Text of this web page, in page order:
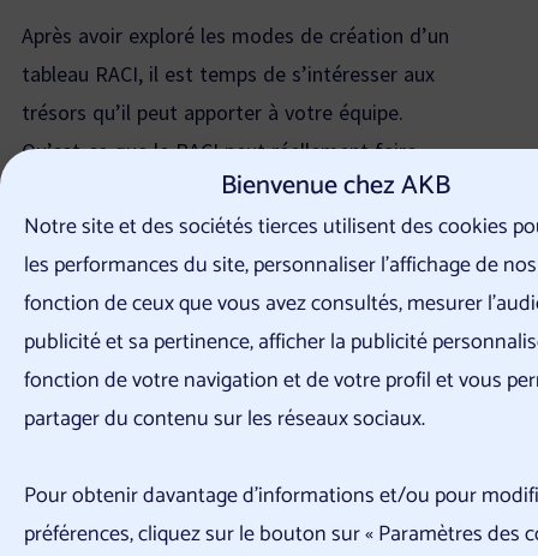
Bienvenue chez AKB
Notre site et des sociétés tierces utilisent des cookies
les performances du site, personnaliser l’affichage de
fonction de ceux que vous avez consultés, mesurer
publicité et sa pertinence, afficher la publicité
fonction de votre navigation et de votre profil et vous
partager du contenu sur les réseaux sociaux.
Pour obtenir davantage d'informations et/ou pour
préférences, cliquez sur le bouton sur « Paramètres des
Après avoir exploré les modes de création d’un
tableau RACI, il est temps de s’intéresser aux
trésors qu’il peut apporter à votre équipe.
Qu’est-ce que le RACI peut réellement faire
Amélioration de la communication :
Imaginez un monde où chaque membre de
l’équipe sait exactement à qui s’adresser pour
obtenir des réponses. Avec le RACI, la
communication devient un jeu d’enfant. Fini les
qui fait quoi, ce qui facilite les échanges
d’informations et renforce la cohésion.